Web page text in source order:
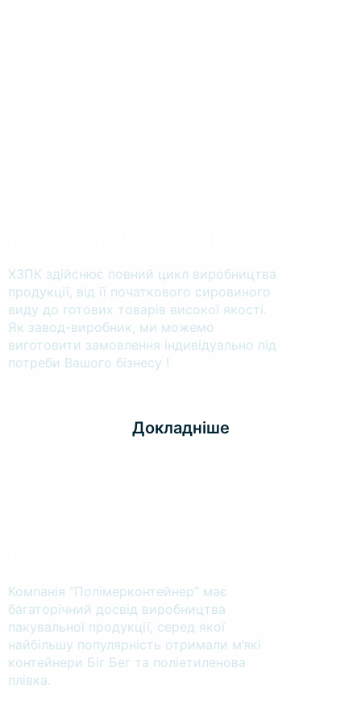
ХЗПК здійснює повний цикл виробництва
продукції, від її початкового сировиного
виду до готових товарів високої якості.
Як завод-виробник, ми можемо
виготовити замовлення індивідуально під
потреби Вашого бізнесу !
Докладніше
Компанія “Полімерконтейнер” має
багаторічний досвід виробництва
пакувальної продукції, серед якої
найбільшу популярність отримали м’які
контейнери Біг Бег та поліетиленова
плівка.